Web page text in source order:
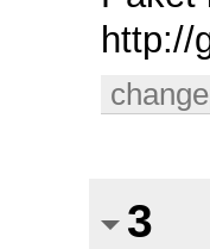
http://
3